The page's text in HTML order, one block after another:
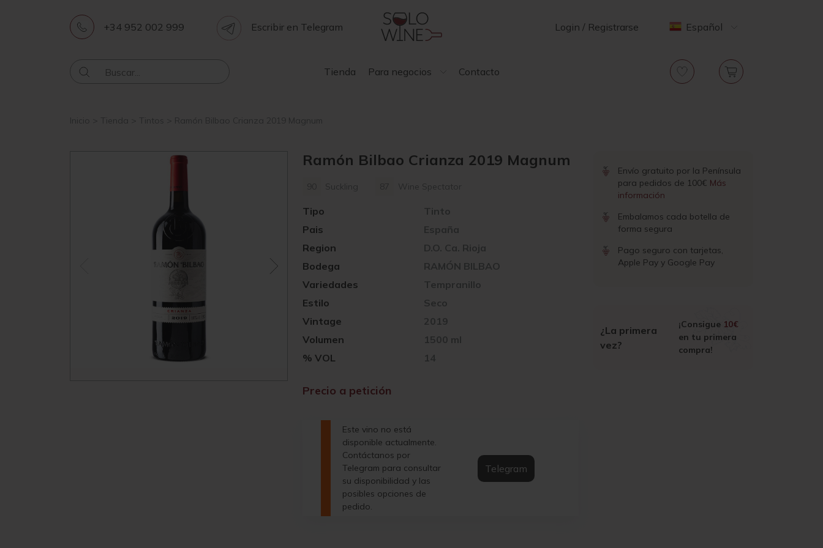
+34 952 002 999 Escribir en Telegram Login / Registrarse Español
Tienda Para negocios Contacto
Inicio Tienda Tintos Ramón Bilbao Crianza 2019 Magnum
Ramón Bilbao Crianza 2019 Magnum
Suckling Wine Spectator
Pais España
Vintage 2019
Region D.O. Ca. Rioja
Volumen 1500 ml
Bodega RAMÓN BILBAO
% VOL 14
Variedades Tempranillo
Tipo Tinto
Estilo Seco
Precio a petición
Este vino no está
disponible actualmente.
Contáctanos por
Telegram para consultar
su disponibilidad y las
posibles opciones de
pedido.
Telegram
Envío gratuito por la Península
para pedidos de 100€ Más
información
Embalamos cada botella de
forma segura
Pago seguro con tarjetas,
Apple Pay y Google Pay
¿La primera
vez?
¡Consigue 10€
en tu primera
compra!